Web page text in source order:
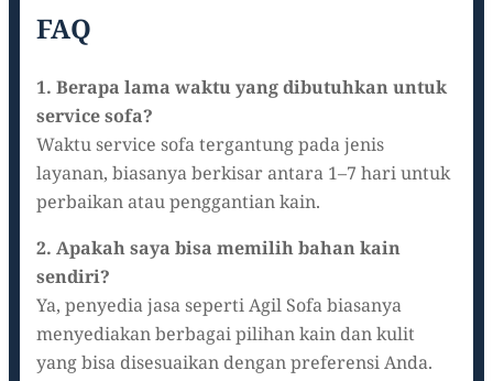
FAQ
1. Berapa lama waktu yang dibutuhkan untuk
service sofa?
Waktu service sofa tergantung pada jenis
layanan, biasanya berkisar antara 1–7 hari untuk
perbaikan atau penggantian kain.
2. Apakah saya bisa memilih bahan kain
sendiri?
Ya, penyedia jasa seperti Agil Sofa biasanya
menyediakan berbagai pilihan kain dan kulit
yang bisa disesuaikan dengan preferensi Anda.